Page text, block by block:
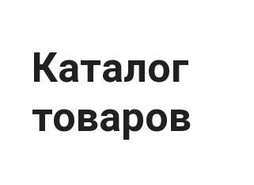
Каталог
товаров